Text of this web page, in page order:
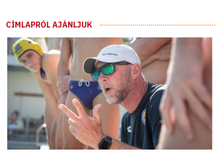
CÍMLAPRÓL AJÁNLJUK